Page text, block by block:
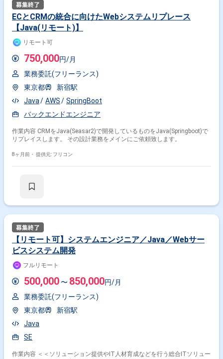
ECとCRMの統合に向けたWebシステムリプレース
【Java(リモート)】
リモート可
750,000円/月
業務委託(フリーランス)
東京都
新宿駅
Java
AWS
SpringBoot
バックエンドエンジニア
作業内容 CRMをJava(Seasar2)で開発しているものをJava(Springboot)で
リプレイスします。 その設計業務をメインにご依頼致します。
8ヶ月前・ 提供元: フリコン
【リモート可】システムエンジニア／Java／Webサー
ビスシステム開発
フルリモート
500,000 〜 850,000円/月
業務委託(フリーランス)
東京都
新宿駅
Java
SE
作業内容 ＜＜ソリューション提供やIT人材育成などを行う総合ITソリュー